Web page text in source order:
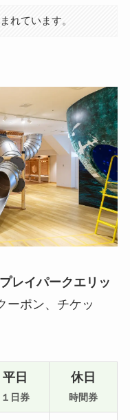
れています。
レイパークエリッ
ーポン、チケッ
平日
１日券
休日
時間券